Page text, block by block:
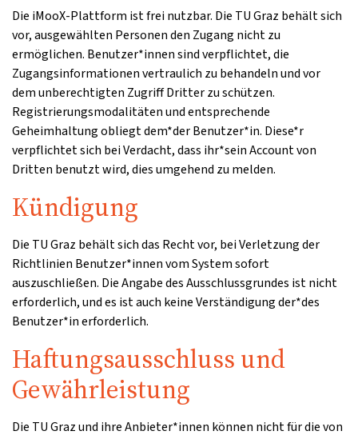
Die iMooX-Plattform ist frei nutzbar. Die TU Graz behält sich
vor, ausgewählten Personen den Zugang nicht zu
ermöglichen. Benutzer*innen sind verpflichtet, die
Zugangsinformationen vertraulich zu behandeln und vor
dem unberechtigten Zugriff Dritter zu schützen.
Registrierungsmodalitäten und entsprechende
Geheimhaltung obliegt dem*der Benutzer*in. Diese*r
verpflichtet sich bei Verdacht, dass ihr*sein Account von
Dritten benutzt wird, dies umgehend zu melden.
Kündigung
Die TU Graz behält sich das Recht vor, bei Verletzung der
Richtlinien Benutzer*innen vom System sofort
auszuschließen. Die Angabe des Ausschlussgrundes ist nicht
erforderlich, und es ist auch keine Verständigung der*des
Benutzer*in erforderlich.
Haftungsausschluss und
Gewährleistung
Die TU Graz und ihre Anbieter*innen können nicht für die von